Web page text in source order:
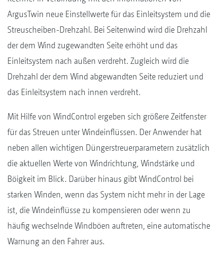
ArgusTwin neue Einstellwerte für das Einleitsystem und die
Streuscheiben-Drehzahl. Bei Seitenwind wird die Drehzahl
der dem Wind zugewandten Seite erhöht und das
Einleitsystem nach außen verdreht. Zugleich wird die
Drehzahl der dem Wind abgewandten Seite reduziert und
das Einleitsystem nach innen verdreht.
Mit Hilfe von WindControl ergeben sich größere Zeitfenster
für das Streuen unter Windeinflüssen. Der Anwender hat
neben allen wichtigen Düngerstreuerparametern zusätzlich
die aktuellen Werte von Windrichtung, Windstärke und
Böigkeit im Blick. Darüber hinaus gibt WindControl bei
starken Winden, wenn das System nicht mehr in der Lage
ist, die Windeinflüsse zu kompensieren oder wenn zu
häufig wechselnde Windböen auftreten, eine automatische
Warnung an den Fahrer aus.